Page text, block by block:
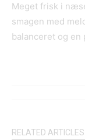
Meget frisk i
smagen med
balanceret og en
RELATED ARTICLES